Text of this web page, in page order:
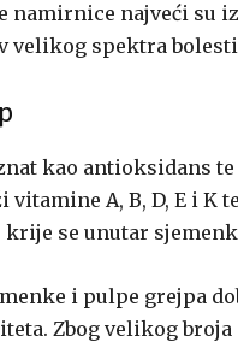
namirnice najveći su
velikog spektra
kao antioksidans
vitamine A, B, D, E i K
krije se unutar
i pulpe grejpa
Zbog velikog